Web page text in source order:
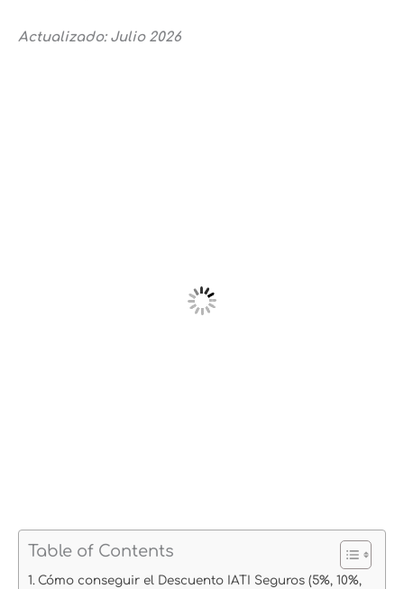
Actualizado: Julio 2026
Table of Contents
Cómo conseguir el Descuento IATI Seguros (5%, 10%,